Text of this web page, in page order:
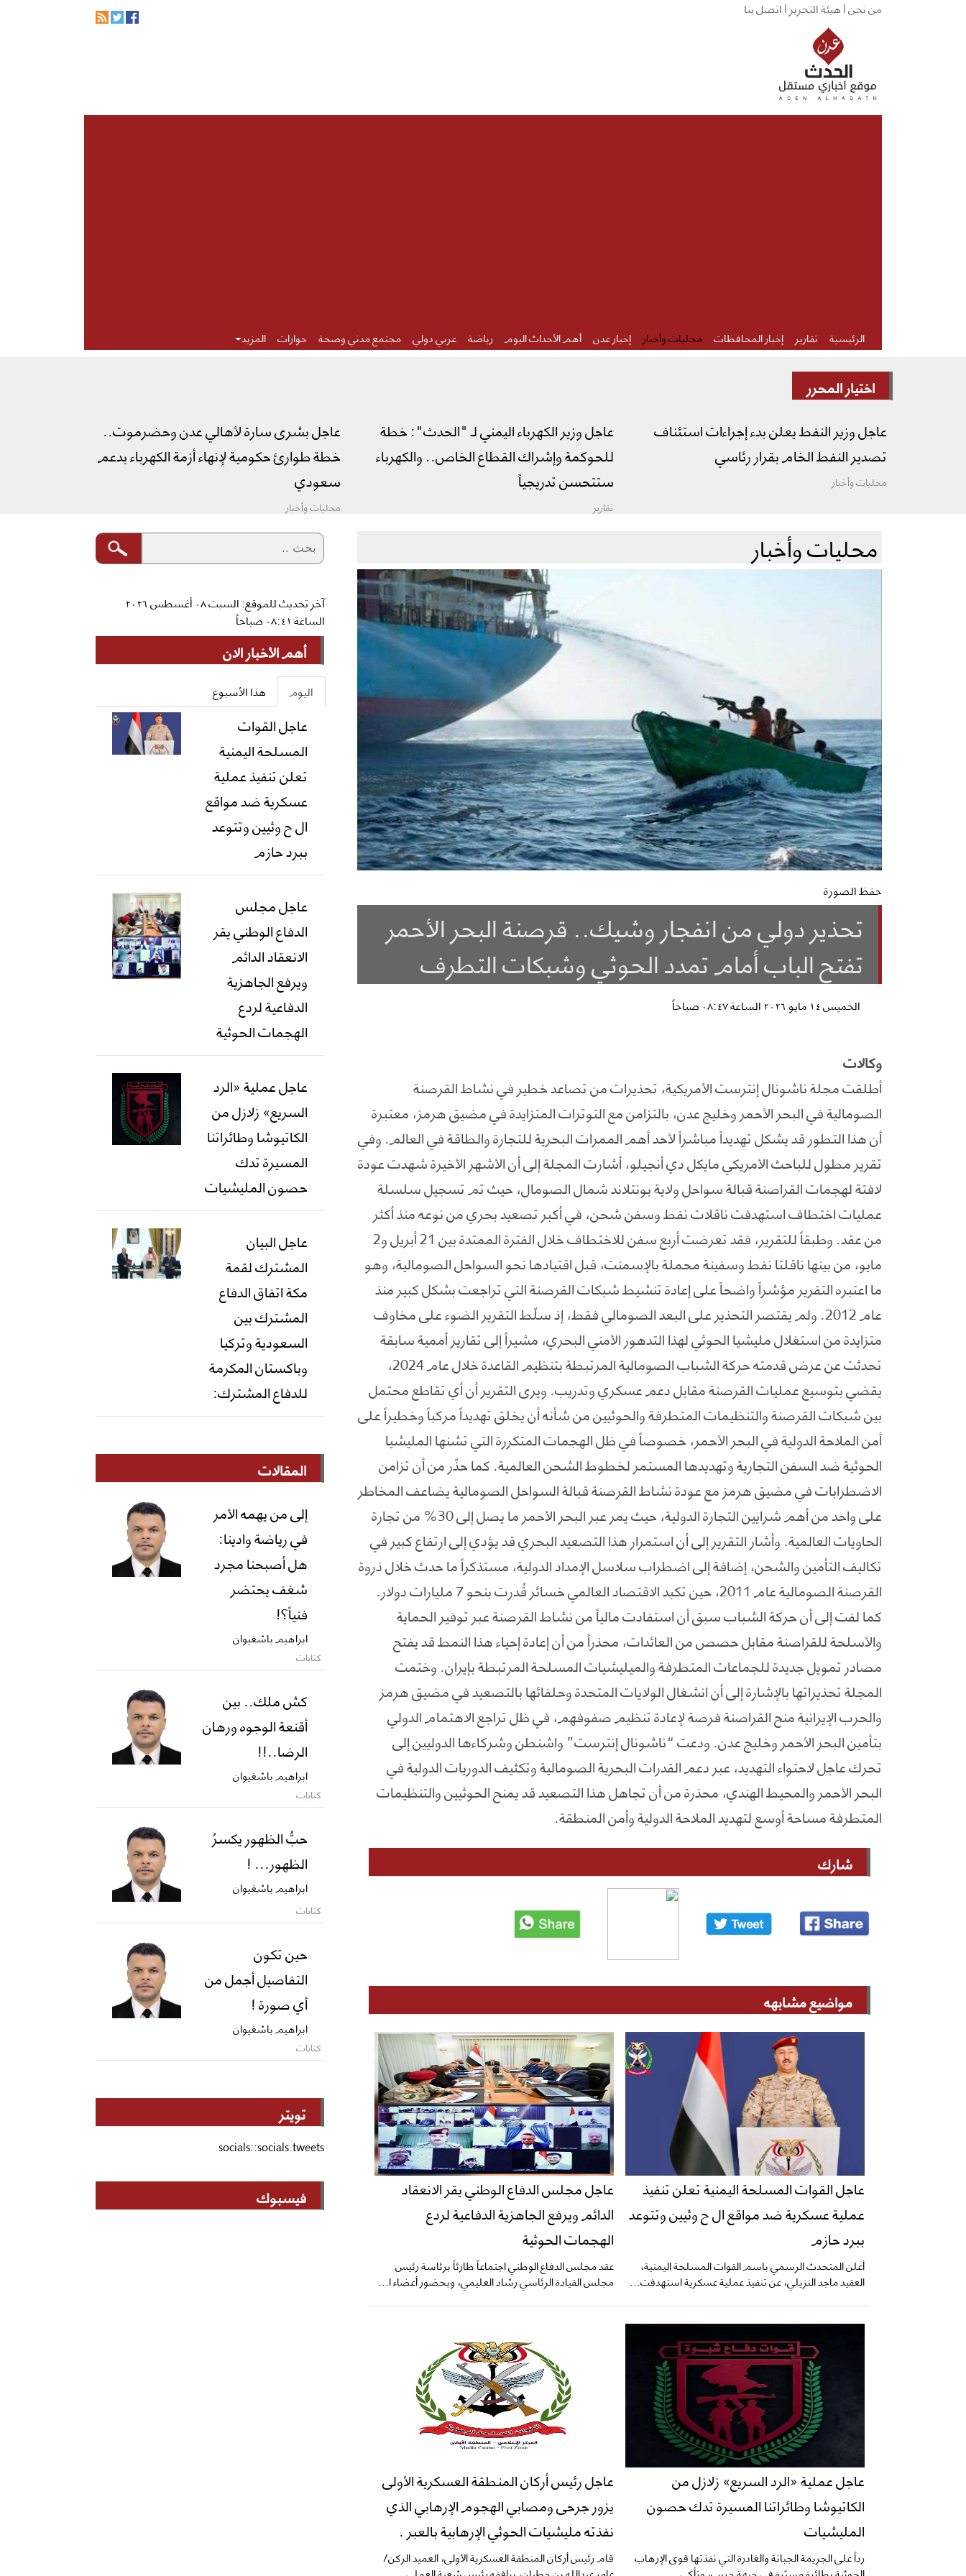
من نحن |هيئة التحرير |اتصل بنا
الرئيسية تقارير إخبار المحافظات محليات وأخبار إخبار عدن أهم الأحداث اليوم رياضة عربي دولي مجتمع مدني وصحة حوارات المزيد
اختيار المحرر
عاجل وزير النفط يعلن بدء إجراءات استئناف
تصدير النفط الخام بقرار رئاسي
محليات وأخبار
عاجل وزير الكهرباء اليمني لـ "الحدث": خطة
للحوكمة وإشراك القطاع الخاص.. والكهرباء
ستتحسن تدريجياً
تقارير
عاجل بشرى سارة لأهالي عدن وحضرموت..
خطة طوارئ حكومية لإنهاء أزمة الكهرباء بدعم
سعودي
محليات وأخبار
محليات وأخبار
حفظ الصورة
تحذير دولي من انفجار وشيك.. قرصنة البحر الأحمر
تفتح الباب أمام تمدد الحوثي وشبكات التطرف
الخميس ١٤ مايو ٢٠٢٦ الساعة ٠٨:٤٧ صباحاً
وكالات
أطلقت مجلة ناشونال إنترست الأمريكية، تحذيرات من تصاعد خطير في نشاط القرصنة
الصومالية في البحر الأحمر وخليج عدن، بالتزامن مع التوترات المتزايدة في مضيق هرمز، معتبرة
أن هذا التطور قد يشكل تهديداً مباشراً لأحد أهم الممرات البحرية للتجارة والطاقة في العالم. وفي
تقرير مطول للباحث الأمريكي مايكل دي أنجيلو، أشارت المجلة إلى أن الأشهر الأخيرة شهدت عودة
لافتة لهجمات القراصنة قبالة سواحل ولاية بونتلاند شمال الصومال، حيث تم تسجيل سلسلة
عمليات اختطاف استهدفت ناقلات نفط وسفن شحن، في أكبر تصعيد بحري من نوعه منذ أكثر
من عقد. وطبقاً للتقرير، فقد تعرضت أربع سفن للاختطاف خلال الفترة الممتدة بين 21 أبريل و2
مايو، من بينها ناقلتا نفط وسفينة محملة بالإسمنت، قبل اقتيادها نحو السواحل الصومالية، وهو
ما اعتبره التقرير مؤشراً واضحاً على إعادة تنشيط شبكات القرصنة التي تراجعت بشكل كبير منذ
عام 2012. ولم يقتصر التحذير على البعد الصومالي فقط، إذ سلّط التقرير الضوء على مخاوف
متزايدة من استغلال مليشيا الحوثي لهذا التدهور الأمني البحري، مشيراً إلى تقارير أممية سابقة
تحدثت عن عرض قدمته حركة الشباب الصومالية المرتبطة بتنظيم القاعدة خلال عام 2024،
يقضي بتوسيع عمليات القرصنة مقابل دعم عسكري وتدريب. ويرى التقرير أن أي تقاطع محتمل
بين شبكات القرصنة والتنظيمات المتطرفة والحوثيين من شأنه أن يخلق تهديداً مركباً وخطيراً على
أمن الملاحة الدولية في البحر الأحمر، خصوصاً في ظل الهجمات المتكررة التي تشنها المليشيا
الحوثية ضد السفن التجارية وتهديدها المستمر لخطوط الشحن العالمية. كما حذّر من أن تزامن
الاضطرابات في مضيق هرمز مع عودة نشاط القرصنة قبالة السواحل الصومالية يضاعف المخاطر
على واحد من أهم شرايين التجارة الدولية، حيث يمر عبر البحر الأحمر ما يصل إلى 30% من تجارة
الحاويات العالمية. وأشار التقرير إلى أن استمرار هذا التصعيد البحري قد يؤدي إلى ارتفاع كبير في
تكاليف التأمين والشحن، إضافة إلى اضطراب سلاسل الإمداد الدولية، مستذكراً ما حدث خلال ذروة
القرصنة الصومالية عام 2011، حين تكبد الاقتصاد العالمي خسائر قُدرت بنحو 7 مليارات دولار.
كما لفت إلى أن حركة الشباب سبق أن استفادت مالياً من نشاط القرصنة عبر توفير الحماية
والأسلحة للقراصنة مقابل حصص من العائدات، محذراً من أن إعادة إحياء هذا النمط قد يفتح
مصادر تمويل جديدة للجماعات المتطرفة والميليشيات المسلحة المرتبطة بإيران. وختمت
المجلة تحذيراتها بالإشارة إلى أن انشغال الولايات المتحدة وحلفائها بالتصعيد في مضيق هرمز
والحرب الإيرانية منح القراصنة فرصة لإعادة تنظيم صفوفهم، في ظل تراجع الاهتمام الدولي
بتأمين البحر الأحمر وخليج عدن. ودعت “ناشونال إنترست” واشنطن وشركاءها الدوليين إلى
تحرك عاجل لاحتواء التهديد، عبر دعم القدرات البحرية الصومالية وتكثيف الدوريات الدولية في
البحر الأحمر والمحيط الهندي، محذرة من أن تجاهل هذا التصعيد قد يمنح الحوثيين والتنظيمات
المتطرفة مساحة أوسع لتهديد الملاحة الدولية وأمن المنطقة.
شارك
مواضيع مشابهه
عاجل القوات المسلحة اليمنية تعلن تنفيذ
عملية عسكرية ضد مواقع ال ح وثيين وتتوعد
ببرد حازم
أعلن المتحدث الرسمي باسم القوات المسلحة اليمنية،
العقيد ماجد النزيلي، عن تنفيذ عملية عسكرية استهدفت...
عاجل مجلس الدفاع الوطني يقر الانعقاد
الدائم ويرفع الجاهزية الدفاعية لردع
الهجمات الحوثية
عقد مجلس الدفاع الوطني اجتماعاً طارئاً برئاسة رئيس
مجلس القيادة الرئاسي رشاد العليمي، وبحضور أعضاء ا...
عاجل عملية «الرد السريع» زلازل من
الكاتيوشا وطائراتنا المسيرة تدك حصون
المليشيات
​رداً على الجريمة الجبانة والغادرة التي نفذتها قوى الإرهاب
عاجل رئيس أركان المنطقة العسكرية الأولى
يزور جرحى ومصابي الهجوم الإرهابي الذي
نفذته مليشيات الحوثي الإرهابية بالعبر .
قام رئيس أركان المنطقة العسكرية الأولى، العميد الركن/
آخر تحديث للموقع: السبت ٠٨ أغسطس ٢٠٢٦
الساعة ٠٨:٤١ صباحاً
أهم الأخبار الان
اليوم هذا الأسبوع
عاجل القوات
المسلحة اليمنية
تعلن تنفيذ عملية
عسكرية ضد مواقع
ال ح وثيين وتتوعد
ببرد حازم
عاجل مجلس
الدفاع الوطني يقر
الانعقاد الدائم
ويرفع الجاهزية
الدفاعية لردع
الهجمات الحوثية
عاجل عملية «الرد
السريع» زلازل من
الكاتيوشا وطائراتنا
المسيرة تدك
حصون المليشيات
عاجل البيان
المشترك لقمة
مكة اتفاق الدفاع
المشترك بين
السعودية وتركيا
وباكستان المكرمة
للدفاع المشترك:
المقالات
إلى من يهمه الأمر
في رياضة وادينا:
هل أصبحنا مجرد
شغف يحتضر
فنياً؟!
ابراهيم باشغيوان
كتابات
كش ملك.. بين
أقنعة الوجوه ورهان
الرضا..!!
ابراهيم باشغيوان
كتابات
حبُّ الظهور يكسرُ
الظهور... !
ابراهيم باشغيوان
كتابات
حين تكون
التفاصيل أجمل من
أي صورة !
ابراهيم باشغيوان
كتابات
تويتر
socials::socials.tweets
فيسبوك